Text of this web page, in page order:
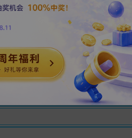
备技术的硅片制造商
；公司专注于
及8个大品类的产品正在小批量、中
，包括应用于IGBT器件的8英寸区熔抛
品等；
12英寸直拉法硅片验证情况
，未来十年在摩尔定律的推进下，